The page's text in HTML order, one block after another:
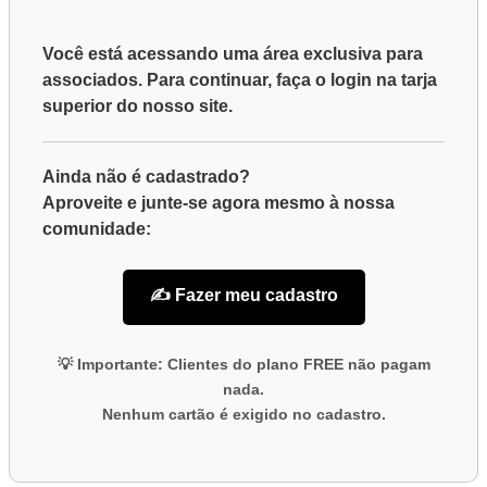
Você está acessando uma área exclusiva para
associados. Para continuar, faça o login na tarja
superior do nosso site.
Ainda não é cadastrado?
Aproveite e junte-se agora mesmo à nossa
comunidade:
✍️ Fazer meu cadastro
💡 Importante: Clientes do plano FREEnão pagam
nada.
Nenhum cartão é exigido no cadastro.